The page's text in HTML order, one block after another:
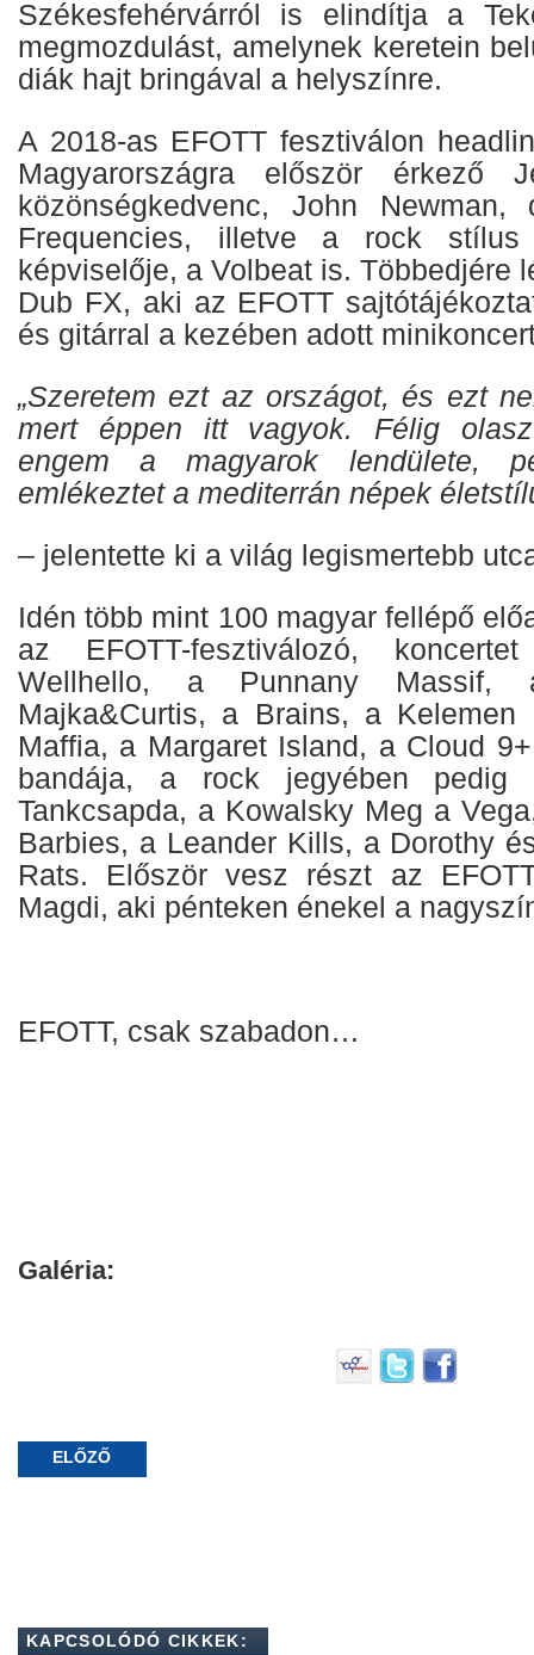
Székesfehérvárról is elindítja a
megmozdulást, amelynek keretein
diák hajt bringával a helyszínre.
A 2018-as EFOTT fesztiválon
Magyarországra először
közönségkedvenc, John
Frequencies, illetve a rock stílus
képviselője, a Volbeat is. Többedjére
Dub FX, aki az EFOTT
és gitárral a kezében adott
„Szeretem ezt az országot, és ezt
mert éppen itt vagyok. Félig olasz
engem a magyarok lendülete,
emlékeztet a mediterrán népek
– jelentette ki a világ legismertebb
Idén több mint 100 magyar fellépő
az EFOTT-fesztiválozó,
Wellhello, a Punnany Massif,
Majka&Curtis, a Brains, a Kelemen
Maffia, a Margaret Island, a Cloud
bandája, a rock jegyében pedig
Tankcsapda, a Kowalsky Meg a
Barbies, a Leander Kills, a Dorothy
Rats. Először vesz részt az
Magdi, aki pénteken énekel a
EFOTT, csak szabadon…
Galéria:
ELŐZŐ
KAPCSOLÓDÓ CIKKEK: